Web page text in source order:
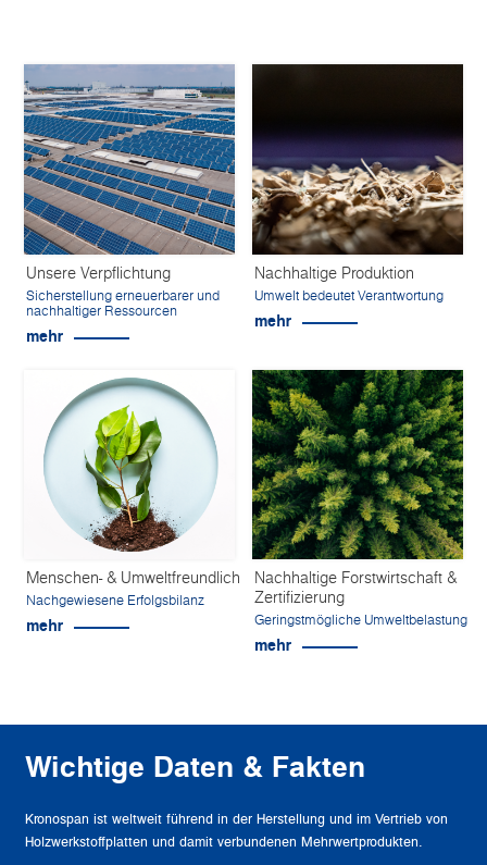
Unsere Verpflichtung
Sicherstellung erneuerbarer und
nachhaltiger Ressourcen
mehr
Nachhaltige Produktion
Umwelt bedeutet Verantwortung
mehr
Menschen- & Umweltfreundlich
Nachgewiesene Erfolgsbilanz
mehr
Nachhaltige Forstwirtschaft &
Zertifizierung
Geringstmögliche Umweltbelastung
mehr
Wichtige Daten & Fakten
Kronospan ist weltweit führend in der Herstellung und im Vertrieb von
Holzwerkstoffplatten und damit verbundenen Mehrwertprodukten.